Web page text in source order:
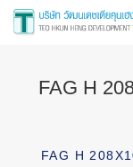
FAG H
FAG H